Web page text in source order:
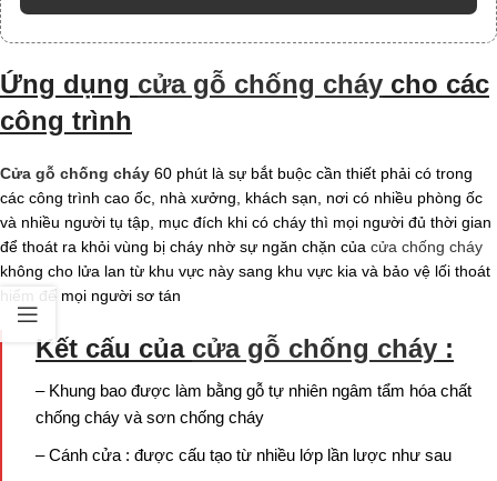
Ứng dụng cửa gỗ chống cháy cho các
công trình
Cửa gỗ chống cháy 60 phút là sự bắt buộc cần thiết phải có trong
các công trình cao ốc, nhà xưởng, khách sạn, nơi có nhiều phòng ốc
và nhiều người tụ tập, mục đích khi có cháy thì mọi người đủ thời gian
để thoát ra khỏi vùng bị cháy nhờ sự ngăn chặn của cửa chống cháy
không cho lửa lan từ khu vực này sang khu vực kia và bảo vệ lối thoát
hiểm để mọi người sơ tán
Kết cấu của cửa gỗ chống cháy :
– Khung bao được làm bằng gỗ tự nhiên ngâm tẩm hóa chất
chống cháy và sơn chống cháy
– Cánh cửa : được cấu tạo từ nhiều lớp lần lược như sau